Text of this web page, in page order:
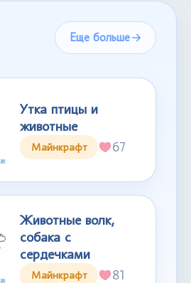
Еще больше
Утка птицы и
животные
Майнкрафт 67
Животные волк,
собака с
сердечками
Майнкрафт 81